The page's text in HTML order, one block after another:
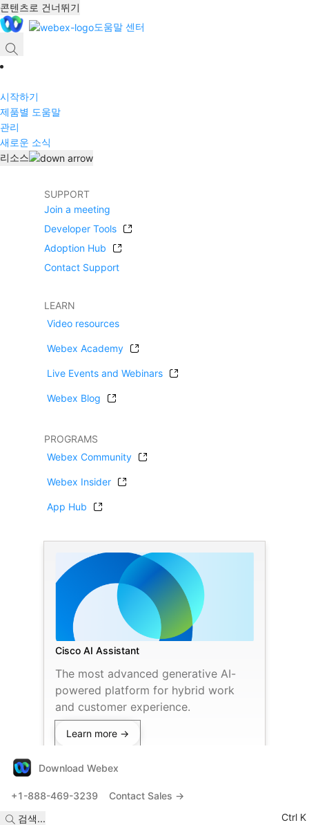
콘텐츠로 건너뛰기
도움말 센터
시작하기
제품별 도움말
관리
새로운 소식
리소스
SUPPORT
Join a meeting
Developer Tools
Adoption Hub
Contact Support
LEARN
Video resources
Webex Academy
Live Events and Webinars
Webex Blog
PROGRAMS
Webex Community
Webex Insider
App Hub
Cisco AI Assistant
The most advanced generative AI-
powered platform for hybrid work
and customer experience.
Learn more →
Download Webex
+1-888-469-3239
Contact Sales →
검색...
Ctrl K